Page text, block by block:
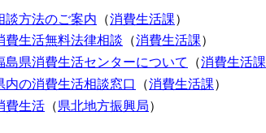
談方法のご案内 （消費生活課）
費生活無料法律相談 （消費生活課）
島県消費生活センターについて （消費生活課
内の消費生活相談窓口 （消費生活課）
費生活 （県北地方振興局）